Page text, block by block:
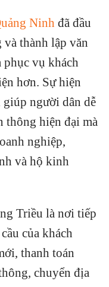
Ninh đã đầu
và thành lập văn
vụ khách
hơn. Sự hiện
người dân dễ
thông hiện đại mà
nghiệp,
và hộ kinh
Triều là nơi tiếp
của khách
thanh toán
chuyển địa